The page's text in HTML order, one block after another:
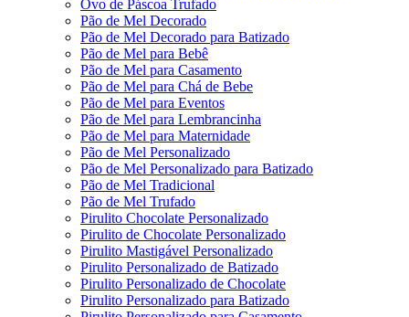
Ovo de Páscoa Trufado
Pão de Mel Decorado
Pão de Mel Decorado para Batizado
Pão de Mel para Bebê
Pão de Mel para Casamento
Pão de Mel para Chá de Bebe
Pão de Mel para Eventos
Pão de Mel para Lembrancinha
Pão de Mel para Maternidade
Pão de Mel Personalizado
Pão de Mel Personalizado para Batizado
Pão de Mel Tradicional
Pão de Mel Trufado
Pirulito Chocolate Personalizado
Pirulito de Chocolate Personalizado
Pirulito Mastigável Personalizado
Pirulito Personalizado de Batizado
Pirulito Personalizado de Chocolate
Pirulito Personalizado para Batizado